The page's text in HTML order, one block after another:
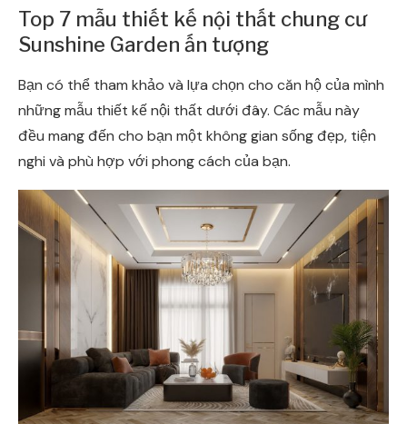
Top 7 mẫu thiết kế nội thất chung cư
Sunshine Garden ấn tượng
Bạn có thể tham khảo và lựa chọn cho căn hộ của mình
những mẫu thiết kế nội thất dưới đây. Các mẫu này
đều mang đến cho bạn một không gian sống đẹp, tiện
nghi và phù hợp với phong cách của bạn.